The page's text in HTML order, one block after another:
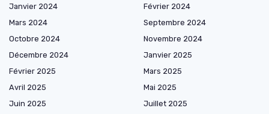
Janvier 2024
Février 2024
Mars 2024
Septembre 2024
Octobre 2024
Novembre 2024
Décembre 2024
Janvier 2025
Février 2025
Mars 2025
Avril 2025
Mai 2025
Juin 2025
Juillet 2025